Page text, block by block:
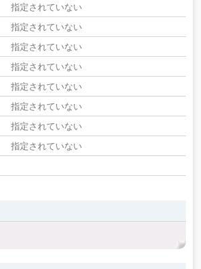
指定されていない
指定されていない
指定されていない
指定されていない
指定されていない
指定されていない
指定されていない
指定されていない